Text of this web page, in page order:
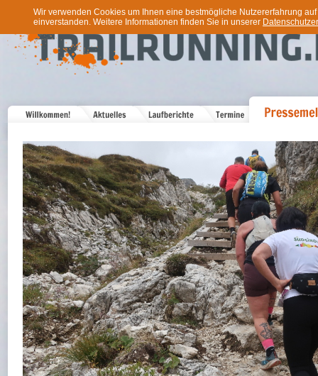
Wir verwenden Cookies um Ihnen eine bestmögliche Nutzererfahrung
einverstanden. Weitere Informationen finden Sie in unserer